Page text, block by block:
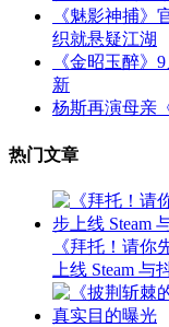
《魅影神捕》
织就悬疑江湖
《金昭玉醉》
新
杨斯再演母亲
热门文章
《拜托！请你
上线 Steam 与